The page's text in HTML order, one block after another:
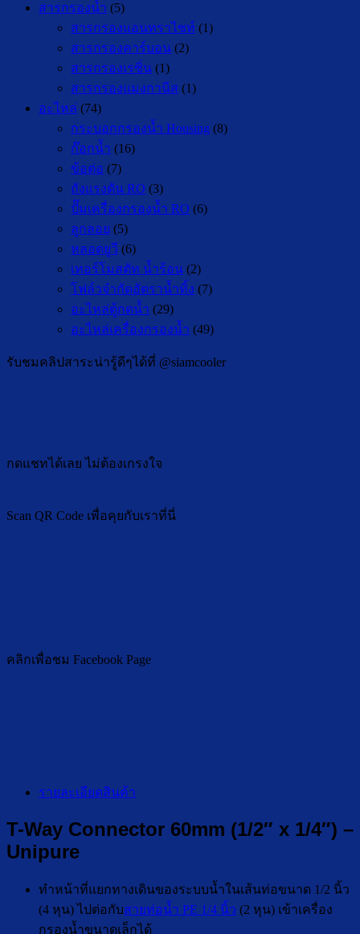
สารกรองน้ำ (5)
สารกรองแอนทราไซท์ (1)
สารกรองคาร์บอน (2)
สารกรองเรซิ่น (1)
สารกรองแมงกานีส (1)
อะไหล่ (74)
กระบอกกรองน้ำ Housing (8)
ก๊อกน้ำ (16)
ข้อต่อ (7)
ถังแรงดัน RO (3)
ปั๊มเครื่องกรองน้ำ RO (6)
ลูกลอย (5)
หลอดยูวี (6)
เทอร์โมสตัท น้ำร้อน (2)
โฟล์วจำกัดอัตราน้ำทิ้ง (7)
อะไหล่ตู้กดน้ำ (29)
อะไหล่เครื่องกรองน้ำ (49)
รับชมคลิปสาระน่ารู้ดีๆได้ที่ @siamcooler
กดแชทได้เลย ไม่ต้องเกรงใจ
Scan QR Code เพื่อคุยกับเราที่นี่
คลิกเพื่อชม Facebook Page
รายละเอียดสินค้า
T-Way Connector 60mm (1/2″ x 1/4″) –
Unipure
ทำหน้าที่แยกทางเดินของระบบน้ำในเส้นท่อขนาด 1/2 นิ้ว
(4 หุน) ไปต่อกับสายท่อน้ำ PE 1/4 นิ้ว (2 หุน) เข้าเครื่อง
กรองน้ำขนาดเล็กได้